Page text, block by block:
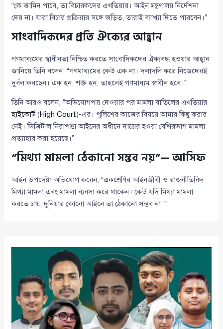
“কে জামিন পাবে, তা বিচারকদের এখতিয়ার। আইন মন্ত্রণালয় নির্দেশনা
দেয় না। যারা বিচার প্রক্রিয়ার সঙ্গে জড়িত, তারাই ব্যাখ্যা দিতে পারবেন।”
সাংবাদিকদের প্রতি ঐক্যের আহ্বান
গণমাধ্যমের স্বাধীনতা নিশ্চিত করতে সাংবাদিকদের ঐক্যবদ্ধ হওয়ার আহ্বান
জানিয়ে তিনি বলেন, “গণমাধ্যমের কেউ এক না। দলাদলি করে নিজেদেরই
দুর্বল করছেন। এক হন, শক্ত হন, তাহলেই গণমাধ্যম স্বাধীন হবে।”
তিনি আরও বলেন, “অভিযোগপত্র দেওয়ার পর মামলা বাতিলের এখতিয়ার
হাইকোর্ট (High Court)-এর। পুলিশের কাজের বিষয়ে আমার কিছু করার
নেই। ডিজিটাল নিরাপত্তা আইনের অধীনে দায়ের হওয়া বেশিরভাগ মামলা
প্রত্যাহার করা হয়েছে।”
“মিথ্যা মামলা ঠেকানো সম্ভব নয়”— আসিফ
আইন উপদেষ্টা অভিযোগ করেন, “একশ্রেণির আইনজীবী ও রাজনীতিবিদ
মিথ্যা মামলা এবং মামলা ব্যবসা করে থাকেন। কেউ যদি মিথ্যা মামলা
করতে চায়, দুনিয়ার কোনো আইনে তা ঠেকানো সম্ভব না।”